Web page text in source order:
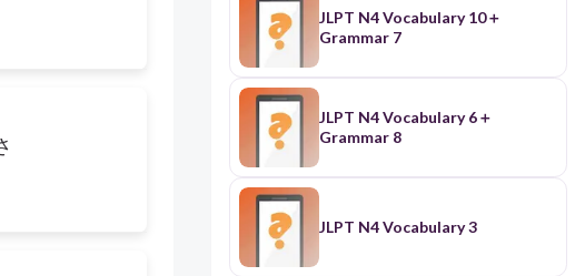
JLPT N4 Vocabulary 10＋
Grammar 7
JLPT N4 Vocabulary 6＋
Grammar 8
JLPT N4 Vocabulary 3